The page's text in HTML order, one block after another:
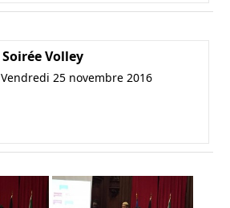
Soirée Volley
Vendredi 25 novembre 2016